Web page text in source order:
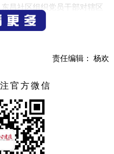
昌社区组织党员干部对辖区
治。
隐患的堆积物和随意张贴的
巡查力度，确保环境卫生整
宣传，引导居民积极参与到
园。
责任编辑： 杨欢
官方微信